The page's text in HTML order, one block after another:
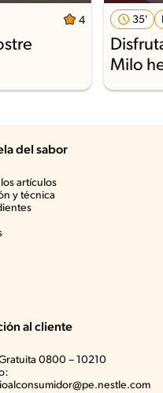
4 35'
Milo
del sabor
artículos
y técnica
al cliente
0800 – 10210